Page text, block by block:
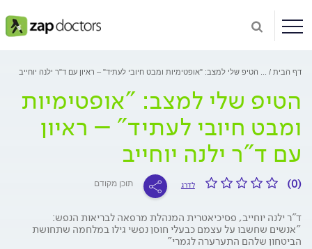
דף הבית הטיפ שלי למצב: "אופטימיות ומבט חיובי לעתיד" – ראיון עם ד"ר ילנה יוחייב
הטיפ שלי למצב: "אופטימיות
ומבט חיובי לעתיד" – ראיון
עם ד"ר ילנה יוחייב
(0) לדרג תוכן מקודם
ד"ר ילנה יוחייב, פסיכיאטרית המנהלת מרפאה לבריאות הנפש:
"אנשים שחשבו על עצמם כבעלי חוסן נפשי גילו במלחמה שתחושת
הביטחון שלהם התערערה לגמרי"